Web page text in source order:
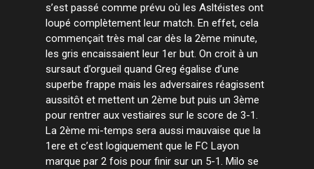
s’est passé comme prévu où les Asltéistes ont
loupé complètement leur match. En effet, cela
commençait très mal car dès la 2ème minute,
les gris encaissaient leur 1er but. On croit à un
sursaut d’orgueil quand Greg égalise d’une
superbe frappe mais les adversaires réagissent
aussitôt et mettent un 2ème but puis un 3ème
pour rentrer aux vestiaires sur le score de 3-1.
La 2ème mi-temps sera aussi mauvaise que la
1ere et c’est logiquement que le FC Layon
marque par 2 fois pour finir sur un 5-1. Milo se